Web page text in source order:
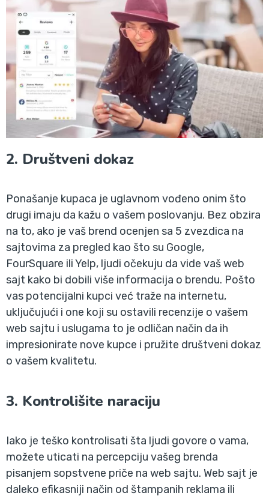
2. Društveni dokaz
Ponašanje kupaca je uglavnom vođeno onim što
drugi imaju da kažu o vašem poslovanju. Bez obzira
na to, ako je vaš brend ocenjen sa 5 zvezdica na
sajtovima za pregled kao što su Google,
FourSquare ili Yelp, ljudi očekuju da vide vaš web
sajt kako bi dobili više informacija o brendu. Pošto
vas potencijalni kupci već traže na internetu,
uključujući i one koji su ostavili recenzije o vašem
web sajtu i uslugama to je odličan način da ih
impresionirate nove kupce i pružite društveni dokaz
o vašem kvalitetu.
3. Kontrolišite naraciju
Iako je teško kontrolisati šta ljudi govore o vama,
možete uticati na percepciju vašeg brenda
pisanjem sopstvene priče na web sajtu. Web sajt je
daleko efikasniji način od štampanih reklama ili